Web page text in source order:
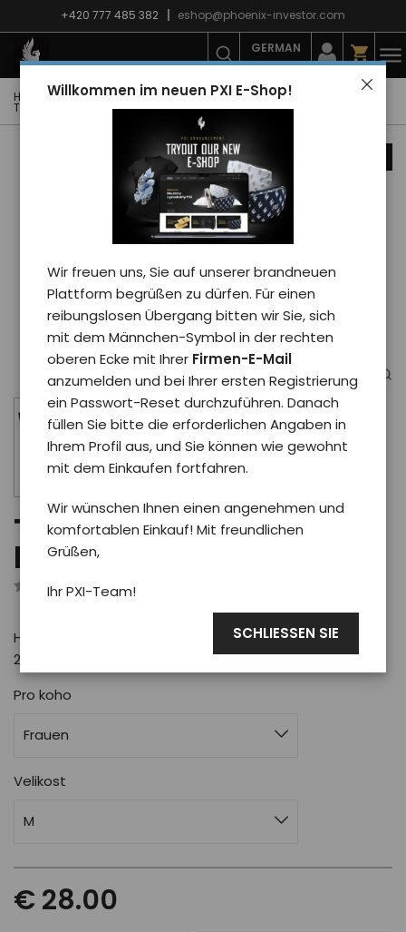
Willkommen im neuen PXI E-Shop!
Wir freuen uns, Sie auf unserer brandneuen
Plattform begrüßen zu dürfen. Für einen
reibungslosen Übergang bitten wir Sie, sich
mit dem Männchen-Symbol in der rechten
oberen Ecke mit Ihrer Firmen-E-Mail
anzumelden und bei Ihrer ersten Registrierung
ein Passwort-Reset durchzuführen. Danach
füllen Sie bitte die erforderlichen Angaben in
Ihrem Profil aus, und Sie können wie gewohnt
mit dem Einkaufen fortfahren.
Wir wünschen Ihnen einen angenehmen und
komfortablen Einkauf! Mit freundlichen
Grüßen,
Ihr PXI-Team!
SCHLIESSEN SIE
+420 777 485 382 eshop@phoenix-investor.com
GERMAN
Hauptseite E-shop Mode T-Shirts
Frauen-T-Shirts
T-Shirt Phoenix PXI 2024 herren/schwarz M
T-Shirt Phoenix PXI 2024
herren/schwarz M
Rezensiert von 0 Benutzer
Herren-Baumwoll-T-Shirt in Schwarz mit Phoenix PXI
2024-Motiv
Pro koho
Frauen
Velikost
M
€ 28.00